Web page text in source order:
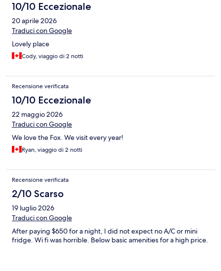
10/10 Eccezionale
20 aprile 2026
Traduci con Google
Lovely place
Cody, viaggio di 2 notti
Recensione verificata
10/10 Eccezionale
22 maggio 2026
Traduci con Google
We love the Fox. We visit every year!
Ryan, viaggio di 2 notti
Recensione verificata
2/10 Scarso
19 luglio 2026
Traduci con Google
After paying $650 for a night, I did not expect no A/C or mini
fridge. Wi fi was horrible. Below basic amenities for a high price.